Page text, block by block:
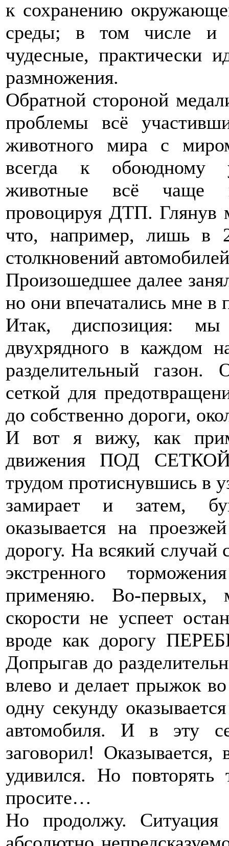
к сохранению
среды; в том числе и
чудесные, практически
размножения.
Обратной стороной
проблемы всё
животного мира с
всегда к обоюдному
животные всё чаще
провоцируя ДТП. Глянув
что, например, лишь в
столкновений
Произошедшее далее
но они впечатались мне в
Итак, диспозиция:
двухрядного в каждом
разделительный
сеткой для
до собственно дороги,
И вот я вижу, как
движения ПОД СЕТКОЙ
трудом протиснувшись в
замирает и затем,
оказывается на
дорогу. На всякий случай
экстренного
применяю. Во-первых,
скорости не успеет
вроде как дорогу
Допрыгав до
влево и делает прыжок
одну секунду
автомобиля. И в эту
заговорил!
удивился. Но
просите…
Но продолжу. Ситуация